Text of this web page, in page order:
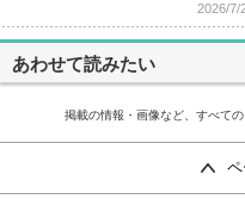
2026/7/
あわせて読みたい
掲載の情報・画像など、すべて